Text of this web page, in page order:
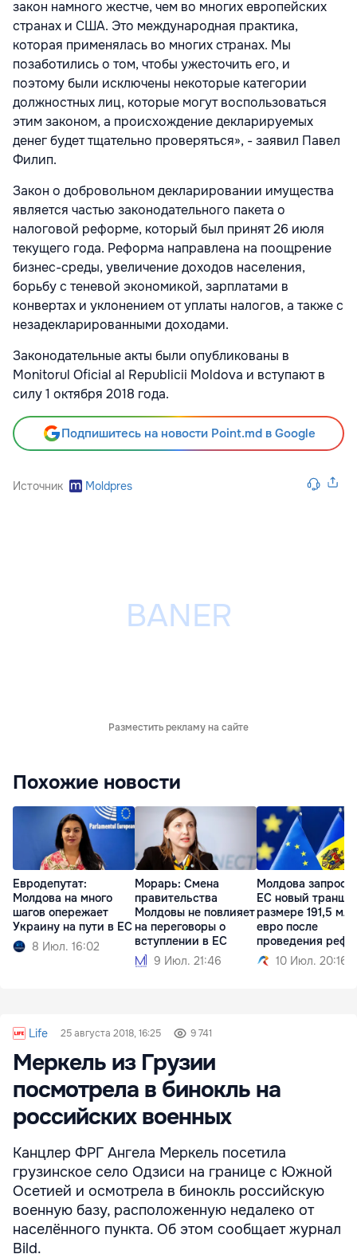
закон намного жестче, чем во многих европейских
странах и США. Это международная практика,
которая применялась во многих странах. Мы
позаботились о том, чтобы ужесточить его, и
поэтому были исключены некоторые категории
должностных лиц, которые могут воспользоваться
этим законом, а происхождение декларируемых
денег будет тщательно проверяться», - заявил Павел
Филип.
Закон о добровольном декларировании имущества
является частью законодательного пакета о
налоговой реформе, который был принят 26 июля
текущего года. Реформа направлена на поощрение
бизнес-среды, увеличение доходов населения,
борьбу с теневой экономикой, зарплатами в
конвертах и уклонением от уплаты налогов, а также с
незадекларированными доходами.
Законодательные акты были опубликованы в
Monitorul Oficial al Republicii Moldova и вступают в
силу 1 октября 2018 года.
Подпишитесь на новости Point.md в Google
Источник Moldpres
Разместить рекламу на сайте
Похожие новости
Евродепутат:
Молдова на много
шагов опережает
Украину на пути в ЕС
8 Июл. 16:02
Морарь: Смена
правительства
Молдовы не повлияет
на переговоры о
вступлении в ЕС
9 Июл. 21:46
Молдова
ЕС новый транш в
размере 191,5 млн
евро после
проведения
10 Июл. 20:16
Life 25 августа 2018, 16:25 9 741
Меркель из Грузии
посмотрела в бинокль на
российских военных
Канцлер ФРГ Ангела Меркель посетила
грузинское село Одзиси на границе с Южной
Осетией и осмотрела в бинокль российскую
военную базу, расположенную недалеко от
населённого пункта. Об этом сообщает журнал
Bild.